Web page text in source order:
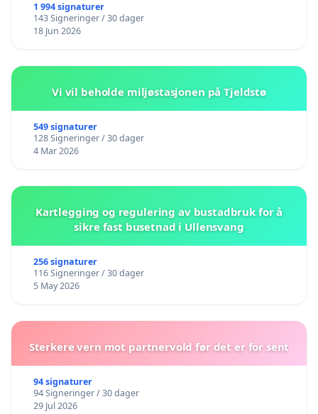
1 994 signaturer
143 Signeringer / 30 dager
18 Jun 2026
Vi vil beholde miljøstasjonen på Tjeldstø
549 signaturer
128 Signeringer / 30 dager
4 Mar 2026
Kartlegging og regulering av bustadbruk for å
sikre fast busetnad i Ullensvang
256 signaturer
116 Signeringer / 30 dager
5 May 2026
Sterkere vern mot partnervold før det er for sent
94 signaturer
94 Signeringer / 30 dager
29 Jul 2026